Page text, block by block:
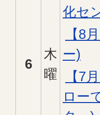
6
木
曜
化セ
【8
ー)
【7
ロー